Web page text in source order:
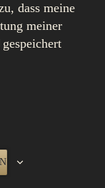
dass meine
meiner